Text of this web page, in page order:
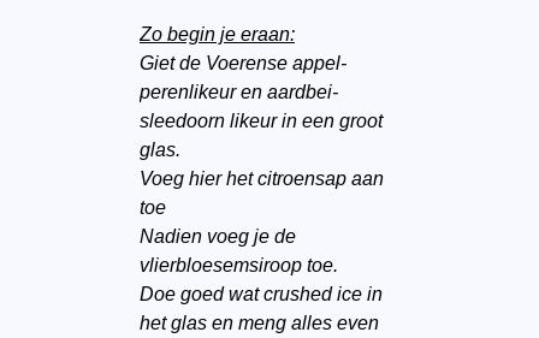
Zo begin je eraan:
Giet de Voerense appel-
perenlikeur en aardbei-
sleedoorn likeur in een groot
glas.
Voeg hier het citroensap aan
toe
Nadien voeg je de
vlierbloesemsiroop toe.
Doe goed wat crushed ice in
het glas en meng alles even